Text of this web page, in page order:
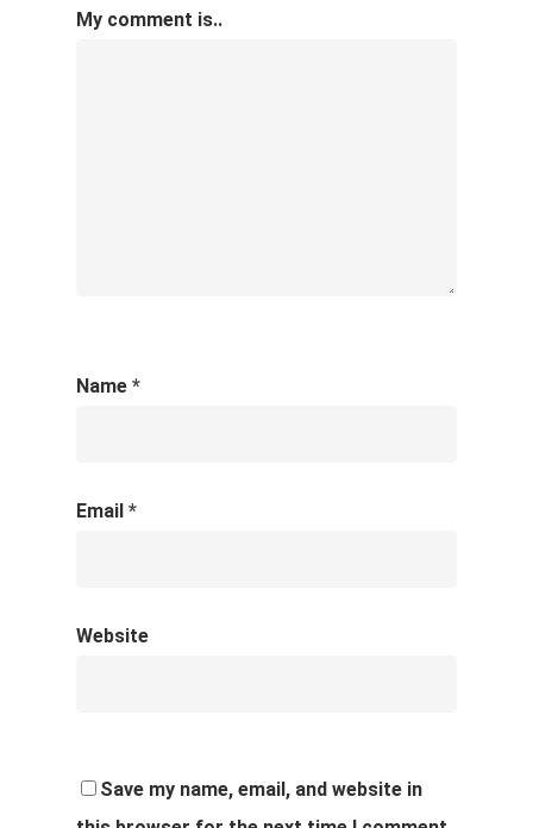
My comment is..
Name *
Email *
Website
Save my name, email, and website in